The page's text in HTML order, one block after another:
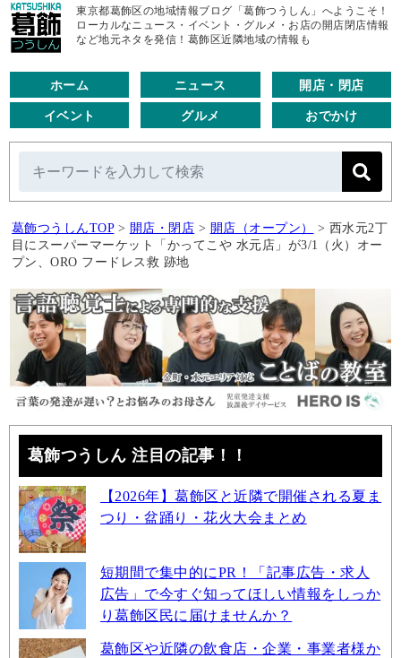
東京都葛飾区の地域情報ブログ「葛飾つうしん」へようこそ！
ローカルなニュース・イベント・グルメ・お店の開店閉店情報
など地元ネタを発信！葛飾区近隣地域の情報も
ホーム ニュース 開店・閉店
イベント グルメ おでかけ
葛飾つうしんTOP > 開店・閉店 > 開店（オープン） > 西水元2丁
目にスーパーマーケット「かってこや 水元店」が3/1（火）オー
プン、ORO フードレス救 跡地
葛飾つうしん 注目の記事！！
【2026年】葛飾区と近隣で開催される夏ま
つり・盆踊り・花火大会まとめ
短期間で集中的にPR！「記事広告・求人
広告」で今すぐ知ってほしい情報をしっか
り葛飾区民に届けませんか？
葛飾区や近隣の飲食店・企業・事業者様か